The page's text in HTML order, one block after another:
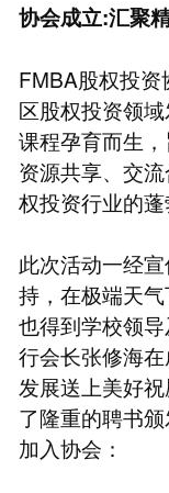
协会成立:汇聚
FMBA股权投
区股权投资领
课程孕育而生
资源共享、交
权投资行业的蓬
此次活动一经
持，在极端天
也得到学校领
行会长张修海
发展送上美好
了隆重的聘书
加入协会：